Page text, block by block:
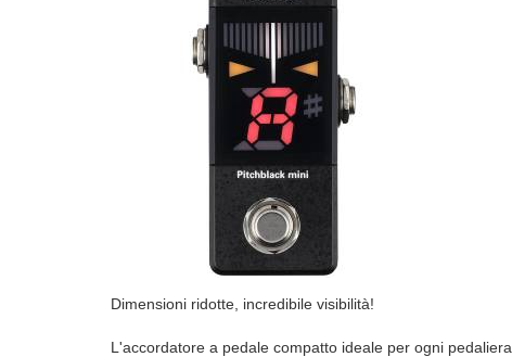
Dimensioni ridotte, incredibile visibilità!
L'accordatore a pedale compatto ideale per ogni pedaliera